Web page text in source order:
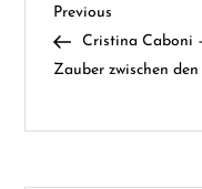
B
e
Previous
Post
Previous
Cristina Caboni
Zauber zwischen den